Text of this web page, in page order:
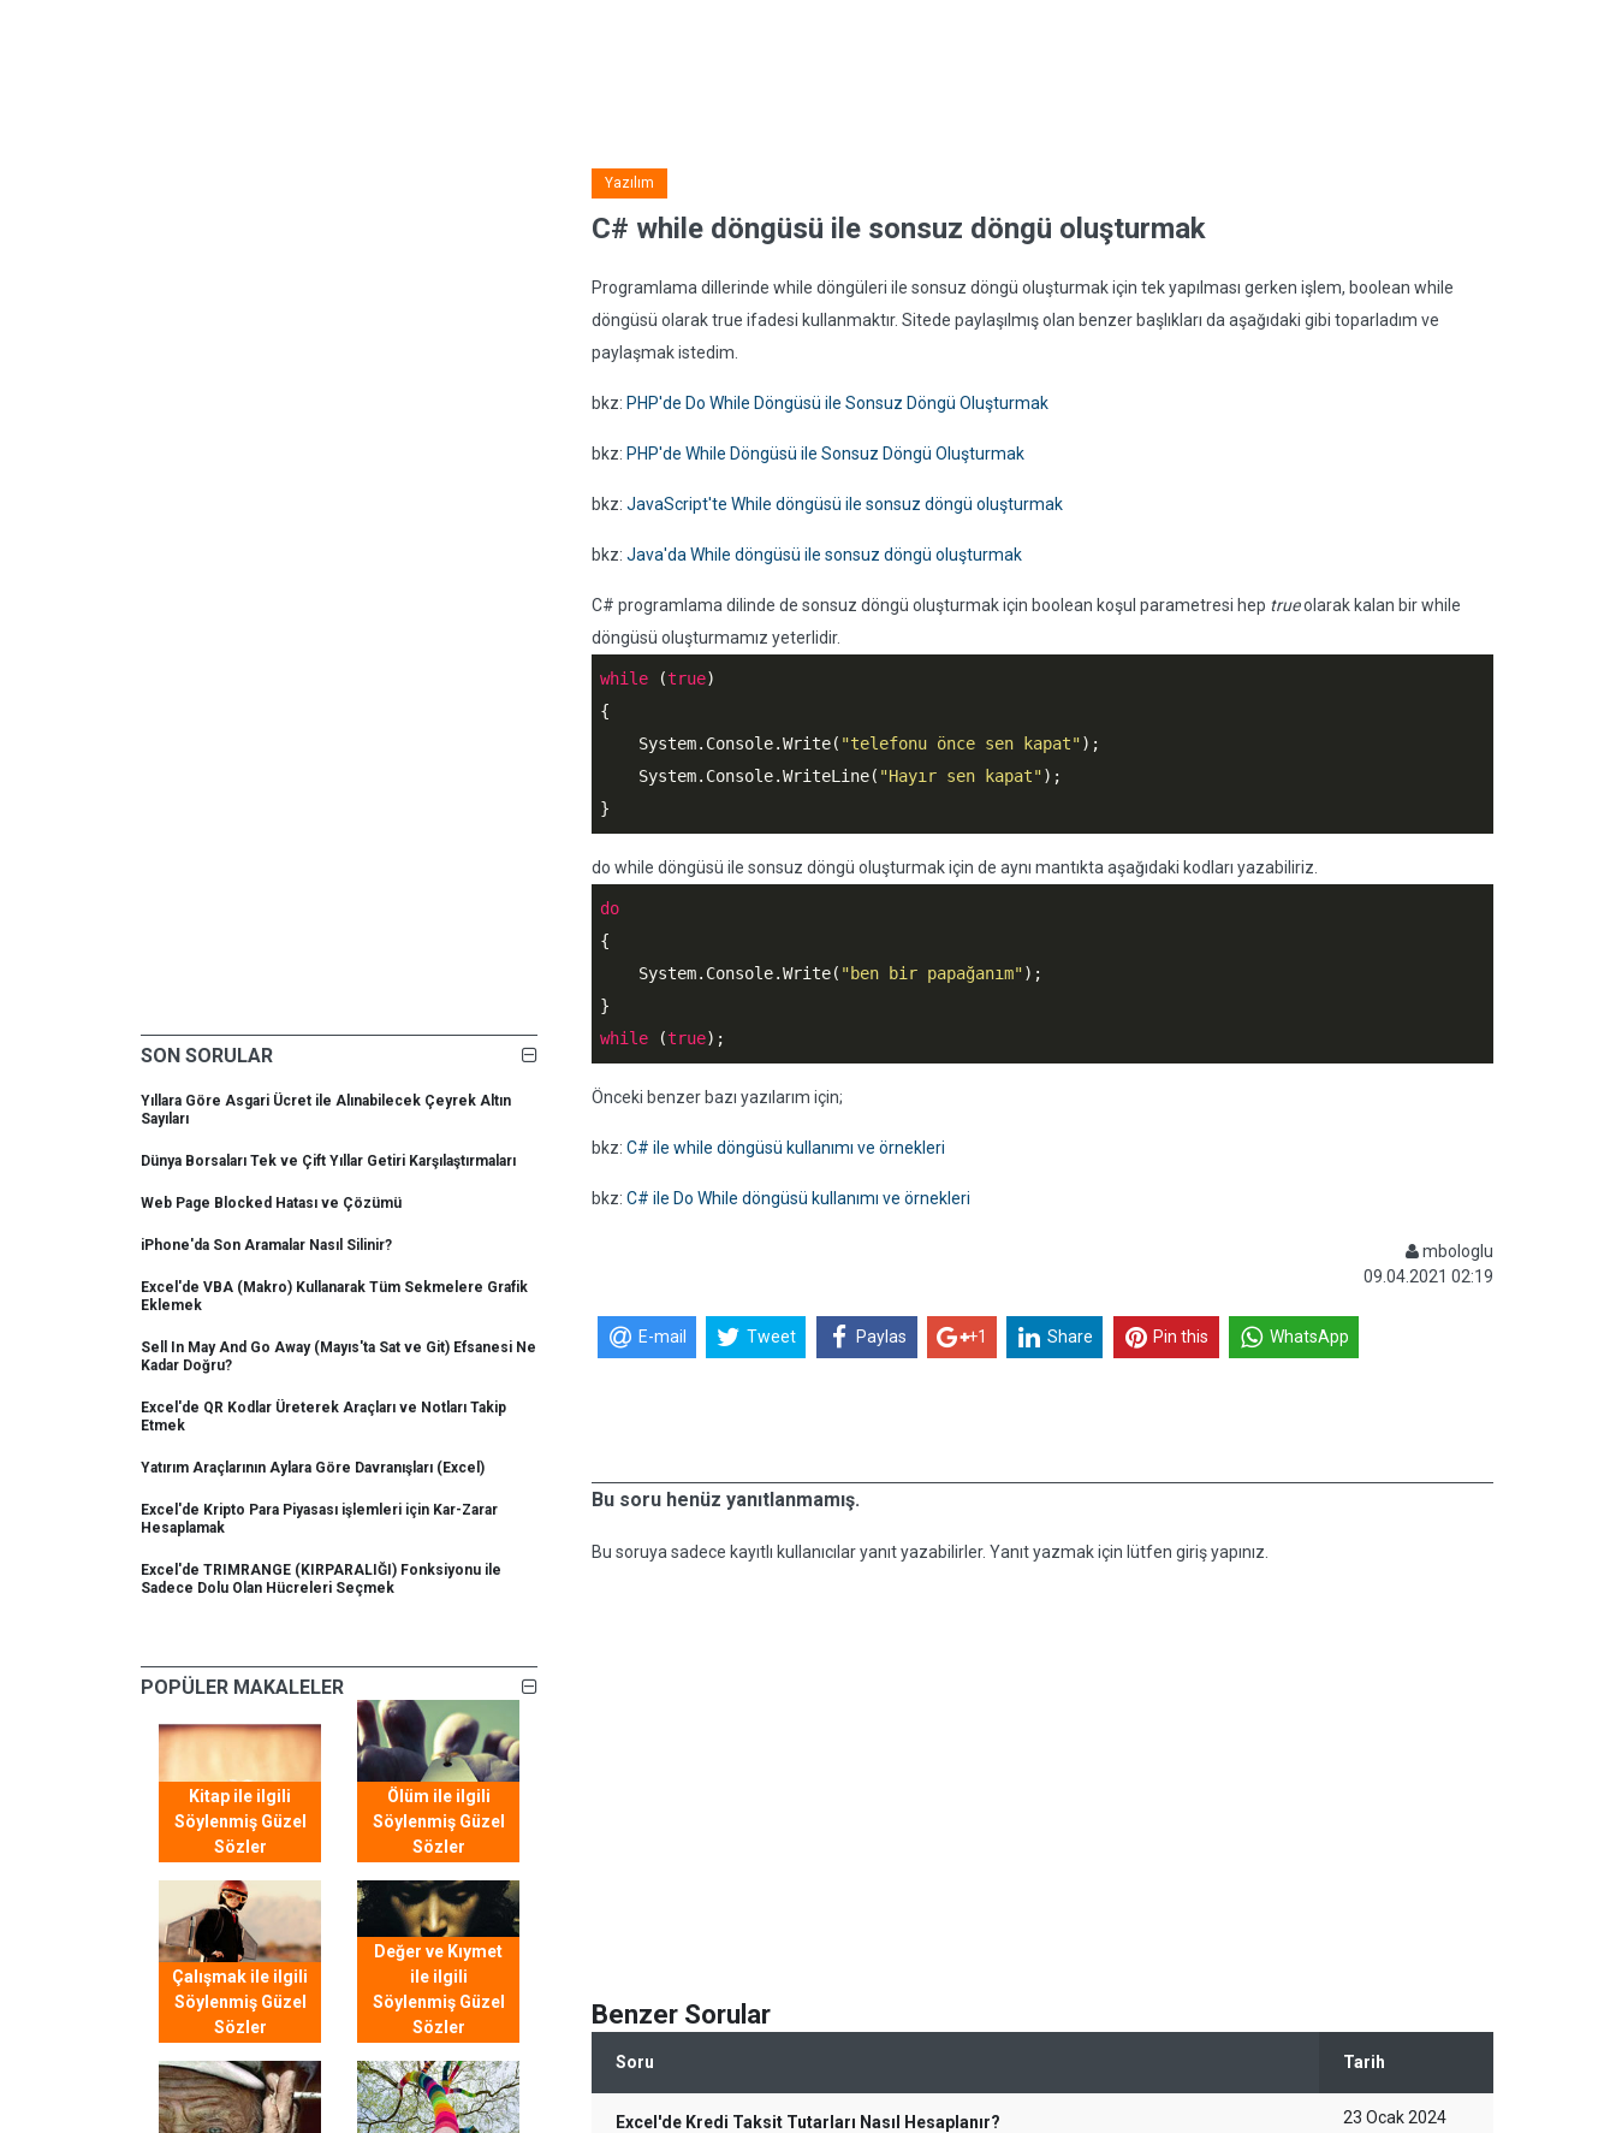
SON SORULAR
Yıllara Göre Asgari Ücret ile Alınabilecek Çeyrek Altın
Sayıları
Dünya Borsaları Tek ve Çift Yıllar Getiri Karşılaştırmaları
Web Page Blocked Hatası ve Çözümü
iPhone'da Son Aramalar Nasıl Silinir?
Excel'de VBA (Makro) Kullanarak Tüm Sekmelere Grafik
Eklemek
Sell In May And Go Away (Mayıs'ta Sat ve Git) Efsanesi Ne
Kadar Doğru?
Excel'de QR Kodlar Üreterek Araçları ve Notları Takip
Etmek
Yatırım Araçlarının Aylara Göre Davranışları (Excel)
Excel'de Kripto Para Piyasası işlemleri için Kar-Zarar
Hesaplamak
Excel'de TRIMRANGE (KIRPARALIĞI) Fonksiyonu ile
Sadece Dolu Olan Hücreleri Seçmek
POPÜLER MAKALELER
Kitap ile ilgili
Söylenmiş Güzel
Sözler
Ölüm ile ilgili
Söylenmiş Güzel
Sözler
Çalışmak ile ilgili
Söylenmiş Güzel
Sözler
Değer ve Kıymet
ile ilgili
Söylenmiş Güzel
Sözler
Yazılım
C# while döngüsü ile sonsuz döngü oluşturmak
Programlama dillerinde while döngüleri ile sonsuz döngü oluşturmak için tek yapılması gerken işlem, boolean while
döngüsü olarak true ifadesi kullanmaktır. Sitede paylaşılmış olan benzer başlıkları da aşağıdaki gibi toparladım ve
paylaşmak istedim.
bkz: PHP'de Do While Döngüsü ile Sonsuz Döngü Oluşturmak
bkz: PHP'de While Döngüsü ile Sonsuz Döngü Oluşturmak
bkz: JavaScript'te While döngüsü ile sonsuz döngü oluşturmak
bkz: Java'da While döngüsü ile sonsuz döngü oluşturmak
C# programlama dilinde de sonsuz döngü oluşturmak için boolean koşul parametresi hep trueolarak kalan bir while
döngüsü oluşturmamız yeterlidir.
while (true)
{
    System.Console.Write(
"telefonu önce sen kapat");
    System.Console.WriteLine(
"Hayır sen kapat");
}
do while döngüsü ile sonsuz döngü oluşturmak için de aynı mantıkta aşağıdaki kodları yazabiliriz.
do
{
    System.Console.Write(
"ben bir papağanım");
while (true);
Önceki benzer bazı yazılarım için;
bkz: C# ile while döngüsü kullanımı ve örnekleri
bkz: C# ile Do While döngüsü kullanımı ve örnekleri
mbologlu
09.04.2021 02:19
E-mail Tweet Paylas +1 Share Pin this WhatsApp
Bu soru henüz yanıtlanmamış.
Bu soruya sadece kayıtlı kullanıcılar yanıt yazabilirler. Yanıt yazmak için lütfen giriş yapınız.
Benzer Sorular
Soru Tarih
Excel'de Kredi Taksit Tutarları Nasıl Hesaplanır?
23 Ocak 2024